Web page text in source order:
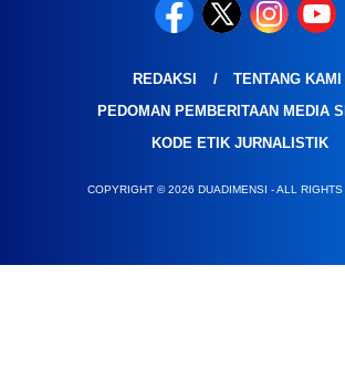
REDAKSI
TENTANG KAMI
PEDOMAN PEMBERITAAN MEDIA
KODE ETIK JURNALISTIK
COPYRIGHT © 2026 DUADIMENSI - ALL